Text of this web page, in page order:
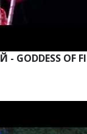
GODDESS OF